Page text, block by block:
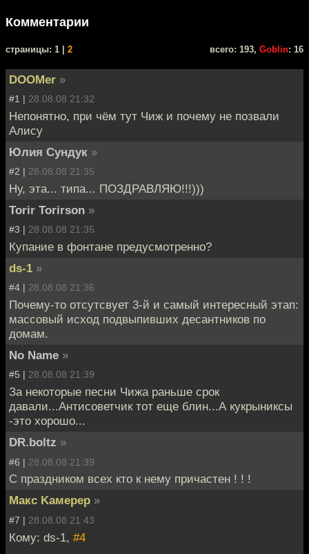
Комментарии
cтраницы: 1 | 2 всего: 193, Goblin: 16
DOOMer »
#1 | 28.08.08 21:32
Непонятно, при чём тут Чиж и почему не позвали
Алису
Юлия Сундук »
#2 | 28.08.08 21:35
Ну, эта... типа... ПОЗДРАВЛЯЮ!!!)))
Torir Torirson »
#3 | 28.08.08 21:35
Купание в фонтане предусмотренно?
ds-1 »
#4 | 28.08.08 21:36
Почему-то отсутсвует 3-й и самый интересный этап:
массовый исход подвыпивших десантников по
домам.
No Name »
#5 | 28.08.08 21:39
За некоторые песни Чижа раньше срок
давали...Антисоветчик тот еще блин...А кукрыниксы
-это хорошо...
DR.boltz »
#6 | 28.08.08 21:39
С праздником всех кто к нему причастен ! ! !
Mакс Kамерер »
#7 | 28.08.08 21:43
Кому: ds-1, #4